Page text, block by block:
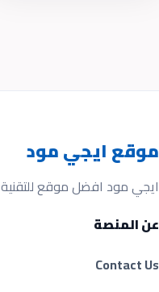
موقع ايجي مود
ايجي مود افضل موقع للتقنية و
عن المنصة
Contact Us